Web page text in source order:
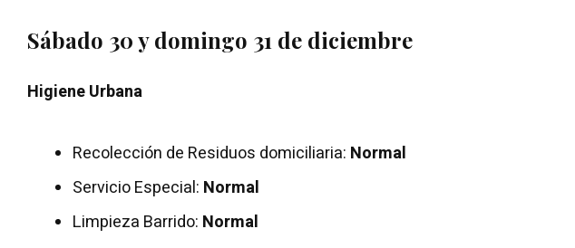
Sábado 30 y domingo 31 de diciembre
Higiene Urbana
Recolección de Residuos domiciliaria: Normal
Servicio Especial: Normal
Limpieza Barrido: Normal